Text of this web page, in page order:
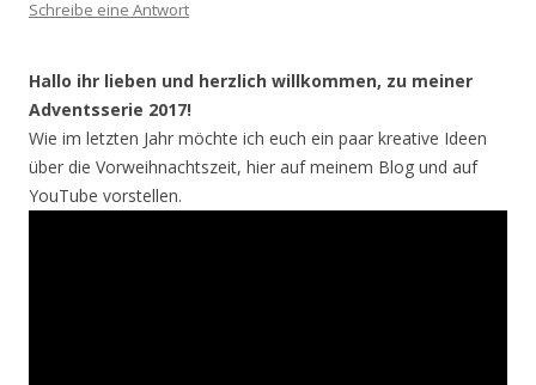
Schreibe eine Antwort
Hallo ihr lieben und herzlich willkommen, zu meiner
Adventsserie 2017!
Wie im letzten Jahr möchte ich euch ein paar kreative Ideen
über die Vorweihnachtszeit, hier auf meinem Blog und auf
YouTube vorstellen.